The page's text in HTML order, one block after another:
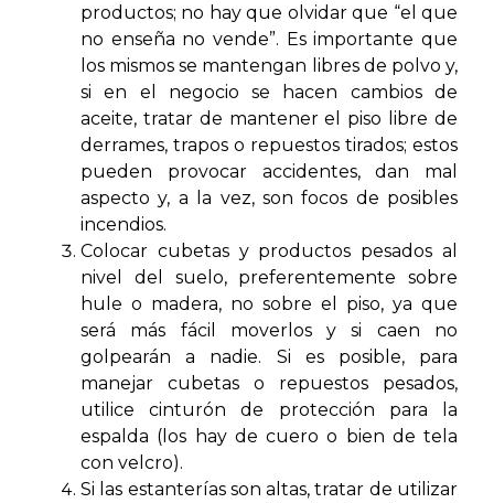
productos; no hay que olvidar que “el que
no enseña no vende”. Es importante que
los mismos se mantengan libres de polvo y,
si en el negocio se hacen cambios de
aceite, tratar de mantener el piso libre de
derrames, trapos o repuestos tirados; estos
pueden provocar accidentes, dan mal
aspecto y, a la vez, son focos de posibles
incendios.
Colocar cubetas y productos pesados al
nivel del suelo, preferentemente sobre
hule o madera, no sobre el piso, ya que
será más fácil moverlos y si caen no
golpearán a nadie. Si es posible, para
manejar cubetas o repuestos pesados,
utilice cinturón de protección para la
espalda (los hay de cuero o bien de tela
con velcro).
Si las estanterías son altas, tratar de utilizar